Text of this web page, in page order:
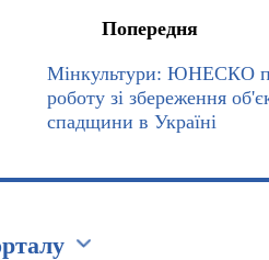
Попередня
Мінкультури: ЮНЕСКО
роботу зі збереження
спадщини в Україні